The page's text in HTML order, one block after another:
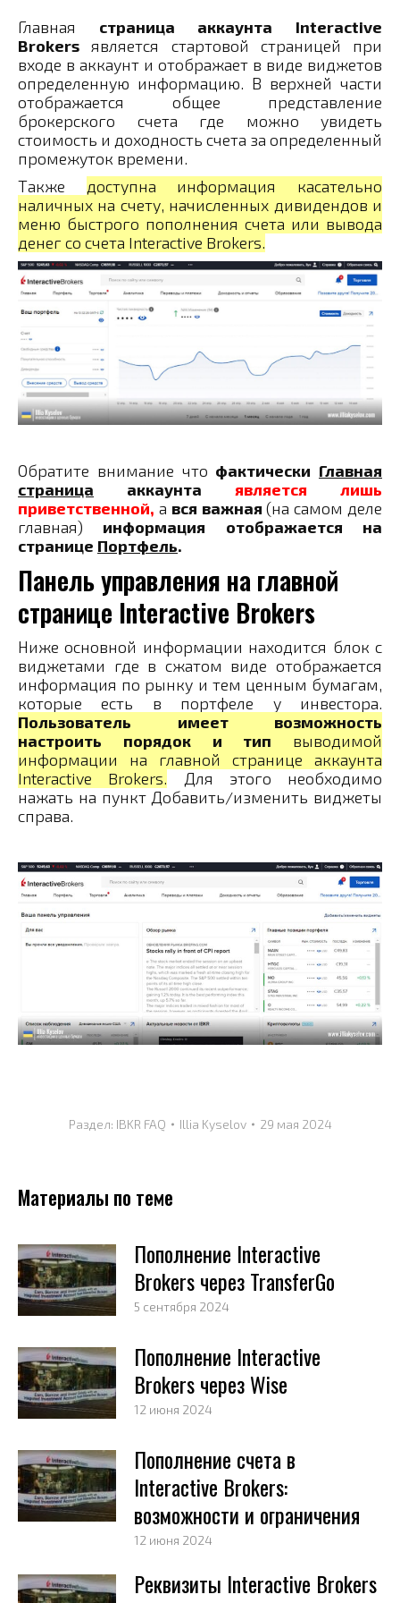
Главная страница аккаунта Interactive
Brokers является стартовой страницей при
входе в аккаунт и отображает в виде виджетов
определенную информацию. В верхней части
отображается общее представление
брокерского счета где можно увидеть
стоимость и доходность счета за определенный
промежуток времени.
Также
доступна информация касательно
наличных на счету, начисленных дивидендов и
меню быстрого пополнения счета или вывода
денег со счета Interactive Brokers.
Обратите внимание что фактически Главная
страница аккаунта является лишь
приветственной, а вся важная(на самом деле
главная) информация отображается на
странице Портфель.
Панель управления на главной
странице Interactive Brokers
Ниже основной информации находится блок с
виджетами где в сжатом виде отображается
информация по рынку и тем ценным бумагам,
которые есть в портфеле у инвестора.
Пользователь имеет возможность
настроить порядок и тип выводимой
информации на главной странице аккаунта
Interactive Brokers. Для этого необходимо
нажать на пункт Добавить/изменить виджеты
справа.
Раздел: IBKR FAQ Illia Kyselov 29 мая 2024
Материалы по теме
Пополнение Interactive
Brokers через TransferGo
5 сентября 2024
Пополнение Interactive
Brokers через Wise
12 июня 2024
Пополнение счета в
Interactive Brokers:
возможности и ограничения
12 июня 2024
Реквизиты Interactive Brokers